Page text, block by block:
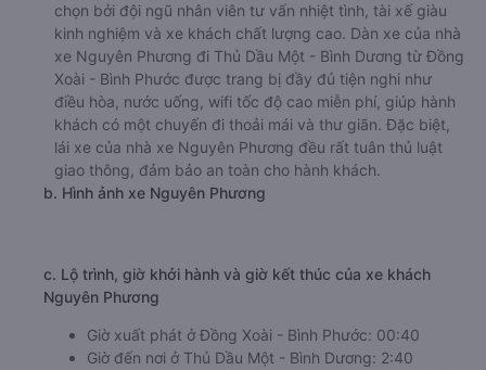
chọn bởi đội ngũ nhân viên tư vấn nhiệt tình, tài xế giàu
kinh nghiệm và xe khách chất lượng cao. Dàn xe của nhà
xe Nguyên Phương đi Thủ Dầu Một - Bình Dương từ Đồng
Xoài - Bình Phước được trang bị đầy đủ tiện nghi như
điều hòa, nước uống, wifi tốc độ cao miễn phí, giúp hành
khách có một chuyến đi thoải mái và thư giãn. Đặc biệt,
lái xe của nhà xe Nguyên Phương đều rất tuân thủ luật
giao thông, đảm bảo an toàn cho hành khách.
b. Hình ảnh xe Nguyên Phương
c. Lộ trình, giờ khởi hành và giờ kết thúc của xe khách
Nguyên Phương
Giờ xuất phát ở Đồng Xoài - Bình Phước: 00:40
Giờ đến nơi ở Thủ Dầu Một - Bình Dương: 2:40